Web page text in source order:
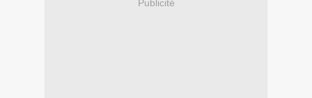
Publicité